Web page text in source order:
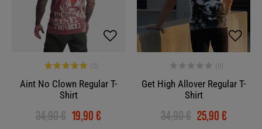
Aint No Clown Regular T-
Shirt
34,90 € 19,90 €
Get High Allover Regular T-
Shirt
34,90 € 25,90 €